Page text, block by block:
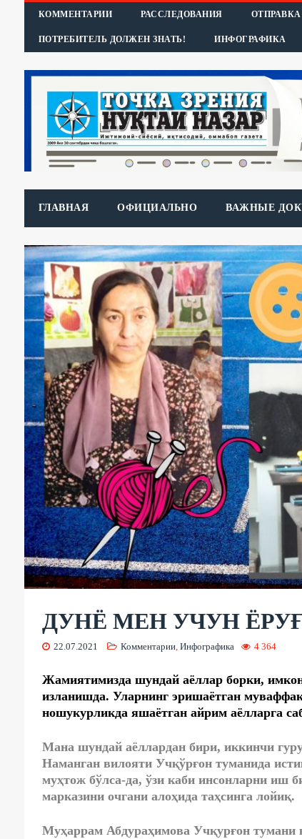
КОММЕНТАРИИ РАССЛЕДОВАНИЯ
ПОТРЕБИТЕЛЬ ДОЛЖЕН ЗНАТЬ! ИНФОГРАФИКА
ГЛАВНАЯ ОФИЦИАЛЬНО ВАЖНЫЕ
ДУНЁ МЕН УЧУН
22.07.2021 Комментарии, Инфографика 4 364
Жамиятимизда шундай аёллар борки,
изланишда. Уларнинг эришаётган
ношукурликда яшаётган айрим аёлларга
Мана шундай аёллардан бири, иккинчи
Наманган вилояти Учқўрғон туманида
муҳтож бўлса-да, ўзи каби инсонларни иш
марказини очгани алоҳида таҳсинга лойиқ.
Муҳаррам Абдураҳимова Учқурғон тумани